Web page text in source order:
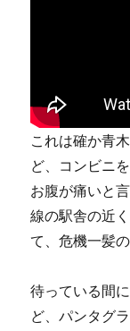
これは確か青
ど、コンビニ
お腹が痛いと
線の駅舎の近
て、危機一髪
待っている間
ど、パンタグ